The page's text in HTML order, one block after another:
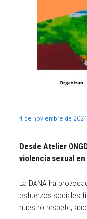
4 de noviembre de 2024
Desde Atelier
violencia sexual
La DANA ha
esfuerzos sociales
nuestro respeto,